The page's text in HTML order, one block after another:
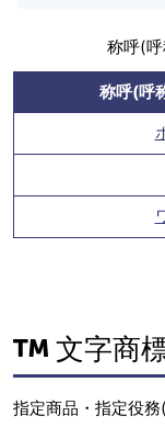
称呼(
称呼(呼
文字商
指定商品・指定役